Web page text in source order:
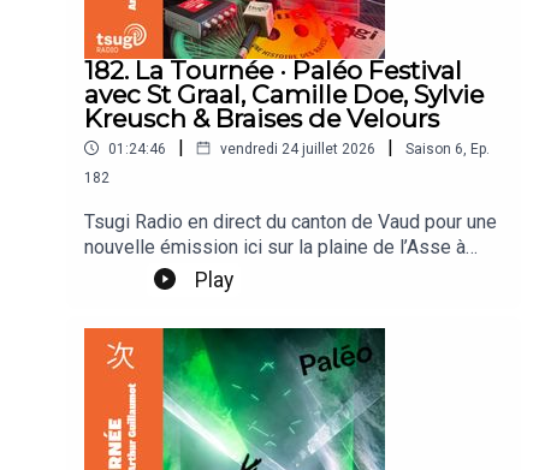
182. La Tournée · Paléo Festival
avec St Graal, Camille Doe, Sylvie
Kreusch & Braises de Velours
01:24:46 | vendredi 24 juillet 2026 | Saison 6 Ep.
182
Tsugi Radio en direct du canton de Vaud pour une
nouvelle émission ici sur la plaine de l’Asse à
Nyon. Arthur Guillaumot & Antoine Dabrowski
reçoivent St Graal, St Graal, Camille Doe, Sylvie
Play